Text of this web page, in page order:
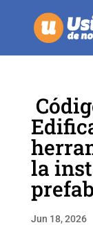
la
Jun 18, 2026